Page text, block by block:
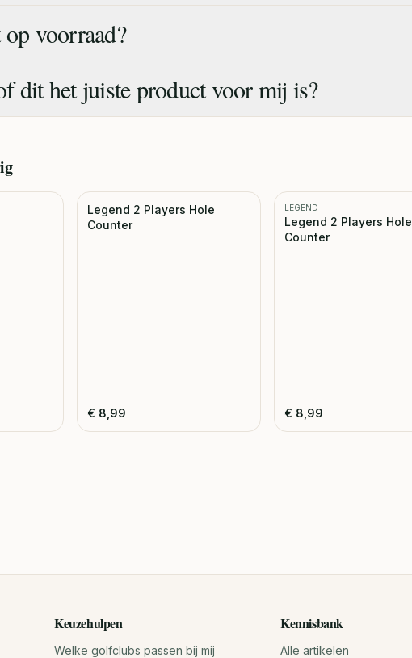
voorraad?
dit het juiste product voor mij is?
Legend 2 Players Hole
Counter
€ 8,99
LEGEND
Legend 2 Players Hole
Counter
€ 8,99
Keuzehulpen
Welke golfclubs passen bij mij
Kennisbank
Alle artikelen